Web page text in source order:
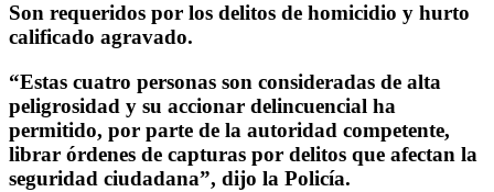
Son requeridos por los delitos de homicidio y hurto
calificado agravado.
“Estas cuatro personas son consideradas de alta
peligrosidad y su accionar delincuencial ha
permitido, por parte de la autoridad competente,
librar órdenes de capturas por delitos que afectan la
seguridad ciudadana”, dijo la Policía.